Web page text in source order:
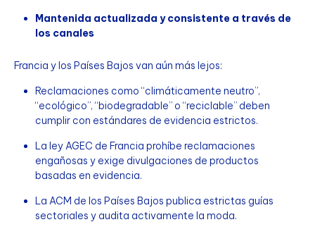
Mantenida actualizada y consistente a través de
los canales
Francia y los Países Bajos van aún más lejos:
Reclamaciones como “climáticamente neutro”,
“ecológico”, “biodegradable” o “reciclable” deben
cumplir con estándares de evidencia estrictos.
La ley AGEC de Francia prohíbe reclamaciones
engañosas y exige divulgaciones de productos
basadas en evidencia.
La ACM de los Países Bajos publica estrictas guías
sectoriales y audita activamente la moda.